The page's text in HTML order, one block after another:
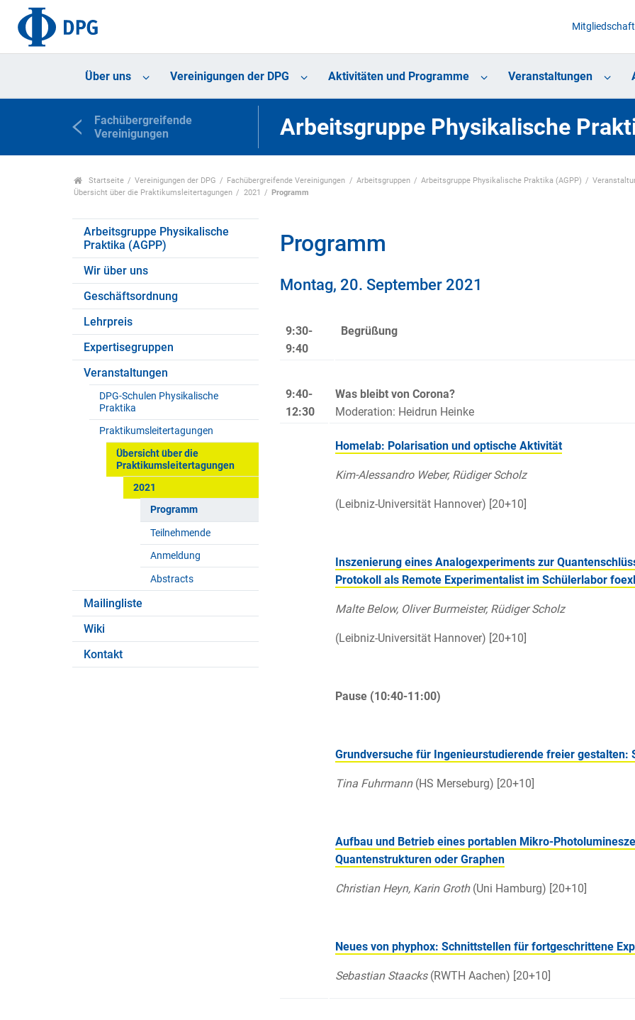
Mitgliedschaft
Über uns Vereinigungen der DPG Aktivitäten und Programme Veranstaltungen
Fachübergreifende
Vereinigungen
Arbeitsgruppe Physikalische
Startseite Vereinigungen der DPG Fachübergreifende Vereinigungen Arbeitsgruppen Arbeitsgruppe Physikalische Praktika (AGPP)
Übersicht über die Praktikumsleitertagungen
2021 Programm
Arbeitsgruppe Physikalische
Praktika (AGPP)
Wir über uns
Geschäftsordnung
Lehrpreis
Expertisegruppen
Veranstaltungen
DPG-Schulen Physikalische
Praktika
Praktikumsleitertagungen
Übersicht über die
Praktikumsleitertagungen
2021
Programm
Teilnehmende
Anmeldung
Abstracts
Mailingliste
Wiki
Kontakt
Programm
Montag, 20. September 2021
9:30-
9:40
Begrüßung
9:40-
12:30
Was bleibt von Corona?
Moderation: Heidrun Heinke
Homelab: Polarisation und optische Aktivität
Kim-Alessandro Weber, Rüdiger Scholz
(Leibniz-Universität Hannover) [20+10]
Inszenierung eines Analogexperiments zur
Protokoll als Remote Experimentalist im Schülerlabor
Malte Below, Oliver Burmeister, Rüdiger Scholz
(Leibniz-Universität Hannover) [20+10]
Pause (10:40-11:00)
Grundversuche für Ingenieurstudierende freier gestalten:
Tina Fuhrmann(HS Merseburg) [20+10]
Aufbau und Betrieb eines portablen Mikro-
Quantenstrukturen oder Graphen
Christian Heyn, Karin Groth(Uni Hamburg) [20+10]
Neues von phyphox: Schnittstellen für fortgeschrittene
Sebastian Staacks(RWTH Aachen) [20+10]